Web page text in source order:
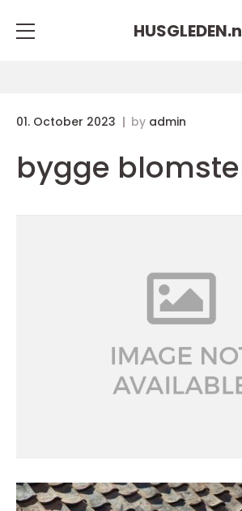
HUSGLEDEN.
01. October 2023 by admin
bygge